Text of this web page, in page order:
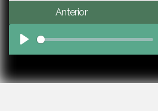
Anterior
Play